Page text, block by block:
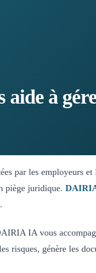
à
par les employeurs
piège juridique.
IA vous
génère les